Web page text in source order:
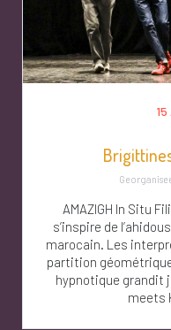
AMAZIGH In Situ
s’inspire de
marocain. Les
partition
hypnotique grandit
meets